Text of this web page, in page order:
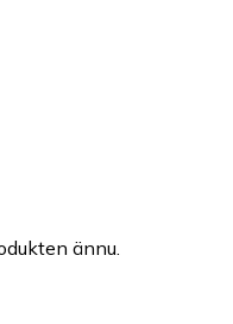
ännu.